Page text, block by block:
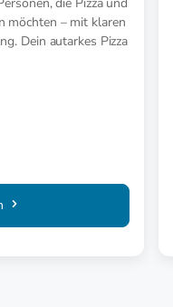
möchten – mit klaren
Dein autarkes Pizza